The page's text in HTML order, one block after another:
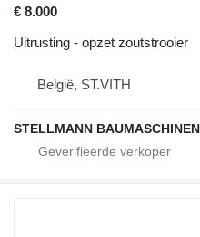
€ 8.000
Uitrusting - opzet zoutstrooier
België, ST.VITH
STELLMANN